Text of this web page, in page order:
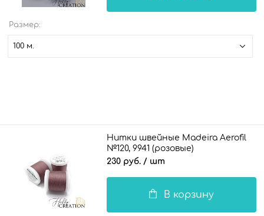
Размер:
100 м.
Нитки швейные Madeira Aerofil
№120, 9941 (розовые)
230 руб. / шт
В корзину